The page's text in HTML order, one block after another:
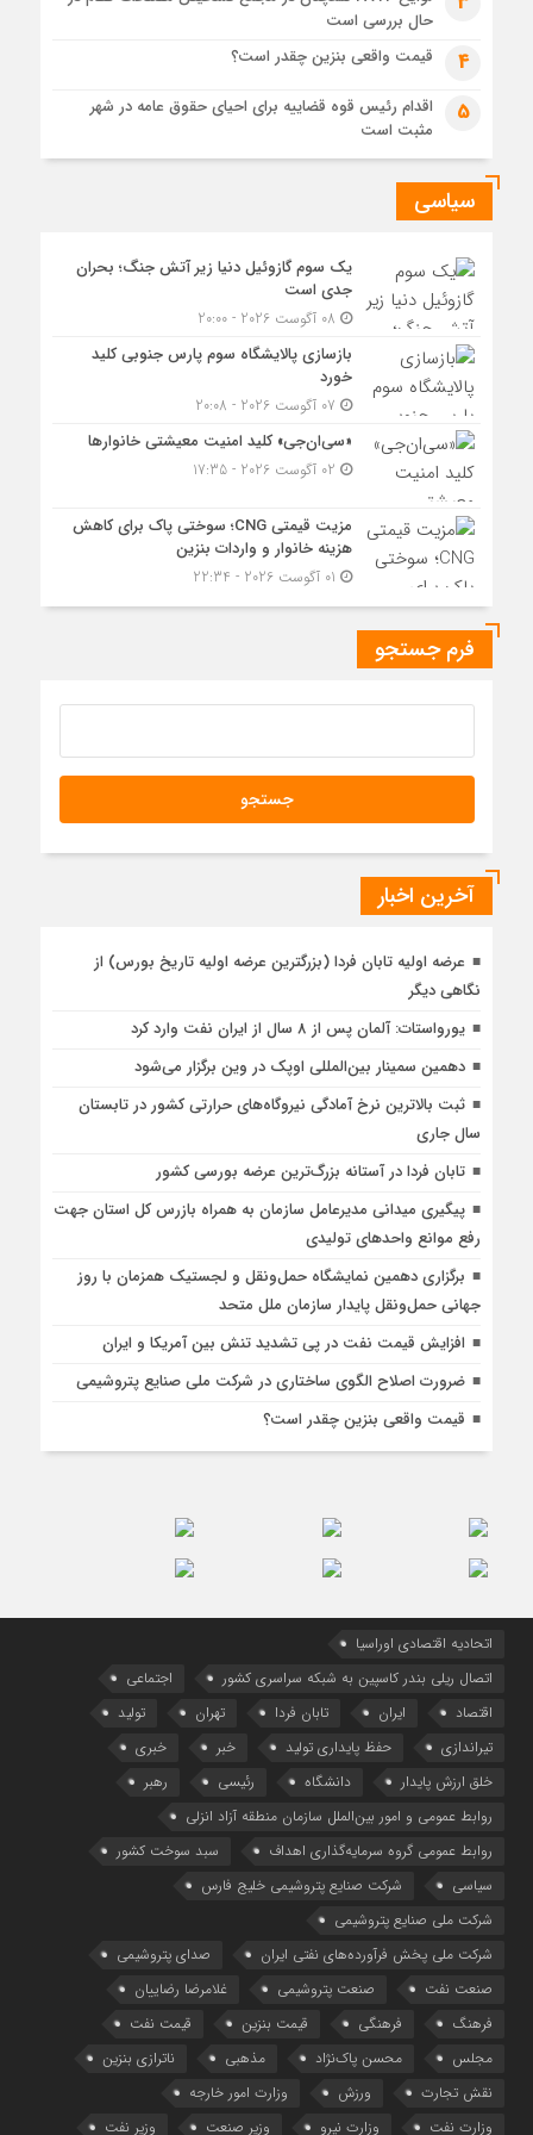
حال بررسی است
4 قیمت واقعی بنزین چقدر است؟
5
اقدام رئیس قوه قضاییه برای احیای حقوق عامه در شهر
مثبت است
سیاسی
یک سوم گازوئیل دنیا زیر آتش جنگ؛ بحران
جدی است
بازسازی پالایشگاه سوم پارس جنوبی کلید
خورد
«سی‌ان‌جی» کلید امنیت معیشتی خانوارها
مزیت قیمتی CNG؛ سوختی پاک برای کاهش
هزینه خانوار و واردات بنزین
فرم جستجو
آخرین اخبار
عرضه اولیه تابان فردا (بزرگترین عرضه اولیه تاریخ بورس) از
نگاهی دیگر
یورواستات: آلمان پس از 8 سال از ایران نفت وارد کرد
دهمین سمینار بین‌المللی اوپک در وین برگزار می‌شود
ثبت بالاترین نرخ آمادگی نیروگاه‌های حرارتی کشور در تابستان
سال جاری
تابان فردا در آستانه بزرگ‌ترین عرضه بورسی کشور
پیگیری میدانی مدیرعامل سازمان به همراه بازرس كل استان جهت
رفع موانع واحدهای تولیدی
برگزاری دهمین نمایشگاه حمل‌ونقل و لجستیک همزمان با روز
جهانی حمل‌ونقل پایدار سازمان ملل متحد
افزایش قیمت نفت در پی تشدید تنش بین آمریکا و ایران
ضرورت اصلاح الگوی ساختاری در شرکت ملی صنایع پتروشیمی
قیمت واقعی بنزین چقدر است؟
اتحادیه اقتصادی اوراسیا
اتصال ریلی بندر کاسپین به شبکه سراسری کشور
اجتماعی
اقتصاد
ایران تابان فردا تهران
تولید
تیراندازی
حفظ پایداری تولید خبر
خبری
خلق ارزش پایدار
دانشگاه رئیسی
رهبر
روابط عمومی و امور بین‌الملل سازمان منطقه آزاد انزلی
روابط عمومی گروه سرمایه‌گذاری اهداف
سبد سوخت کشور
سیاسی
شرکت صنایع پتروشیمی خلیج فارس
شرکت ملی صنایع پتروشیمی
شرکت ملی پخش فرآورده‌های نفتی ایران
صدای پتروشیمی
صنعت نفت
صنعت پتروشیمی
غلامرضا رضاییان
فرهنگ
فرهنگی قیمت بنزین
قیمت نفت
مجلس
محسن پاک‌نژاد مذهبی
ناترازی بنزین
نقش تجارت
ورزش
وزارت امور خارجه
وزارت نفت
وزارت نیرو وزیر صنعت وزیر نفت